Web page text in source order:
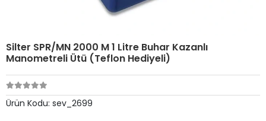
Silter SPR/MN 2000 M 1 Litre Buhar Kazanlı
Manometreli Ütü (Teflon Hediyeli)
Ürün Kodu: sev_2699